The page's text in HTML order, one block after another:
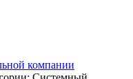
компании